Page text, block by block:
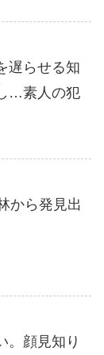
遅らせる知
…素人の犯
から発見出
。顔見知り